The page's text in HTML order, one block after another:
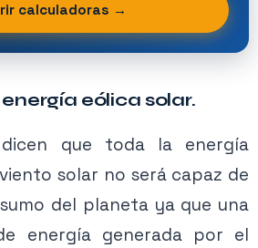
calculadoras →
eólica solar.
que toda la energía
solar no será capaz de
del planeta ya que una
energía generada por el